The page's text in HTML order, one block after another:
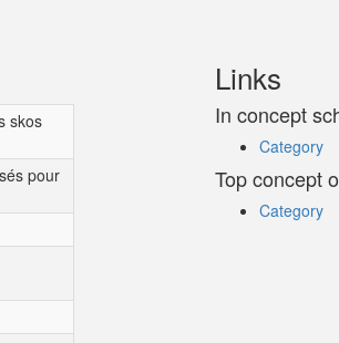
skos
pour
Links
In concept
Category
Top concept
Category